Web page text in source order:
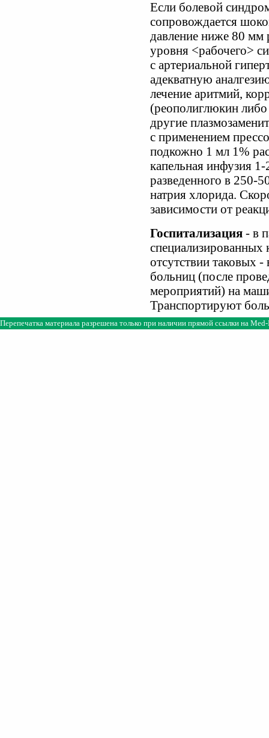
Если болевой
сопровождается
давление ниже 80 мм
уровня <рабочего>
с артериальной
адекватную
лечение аритмий,
(реополиглюкин
другие
с применением
подкожно 1 мл 1%
капельная инфузия
разведенного в 250-
натрия хлорида.
зависимости от
Госпитализация - в
специализированных
отсутствии таковых -
больниц (после
мероприятий) на
Транспортируют
Перепечатка материала разрешена только при наличии прямой ссылки на